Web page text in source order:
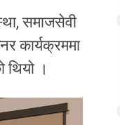
समाजसेवी
कार्यक्रममा
थियो ।